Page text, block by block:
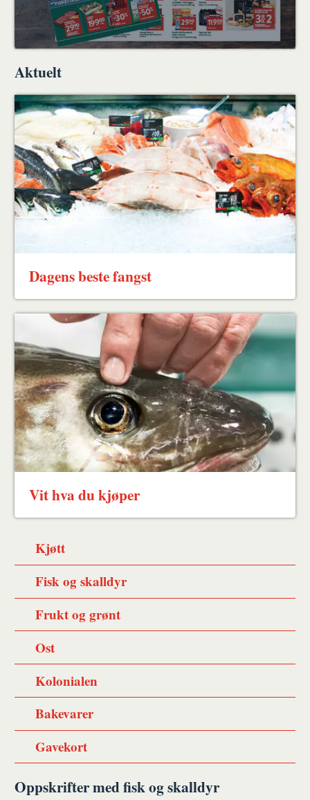
Aktuelt
Dagens beste fangst
Vit hva du kjøper
Kjøtt
Fisk og skalldyr
Frukt og grønt
Ost
Kolonialen
Bakevarer
Gavekort
Oppskrifter med fisk og skalldyr